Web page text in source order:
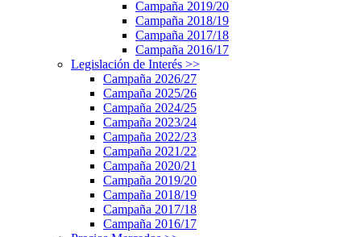
Campaña 2019/20
Campaña 2018/19
Campaña 2017/18
Campaña 2016/17
Legislación de Interés >>
Campaña 2026/27
Campaña 2025/26
Campaña 2024/25
Campaña 2023/24
Campaña 2022/23
Campaña 2021/22
Campaña 2020/21
Campaña 2019/20
Campaña 2018/19
Campaña 2017/18
Campaña 2016/17